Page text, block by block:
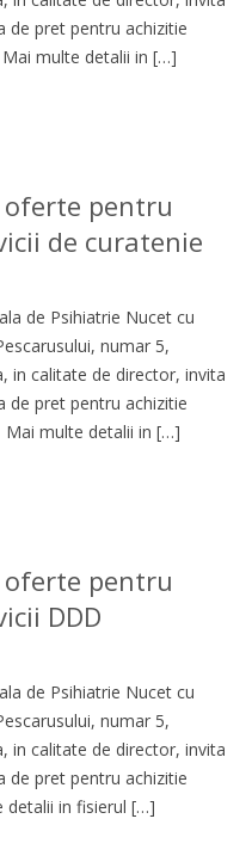
de pret pentru achizitie
multe detalii in […]
pentru
de curatenie
de Psihiatrie Nucet cu
numar 5,
in calitate de director, invita
de pret pentru achizitie
Mai multe detalii in […]
pentru
DDD
de Psihiatrie Nucet cu
numar 5,
in calitate de director, invita
de pret pentru achizitie
in fisierul […]